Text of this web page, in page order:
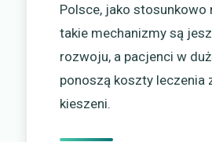
Polsce, jako stosunkowo
takie mechanizmy są
rozwoju, a pacjenci w
ponoszą koszty leczenia
kieszeni.